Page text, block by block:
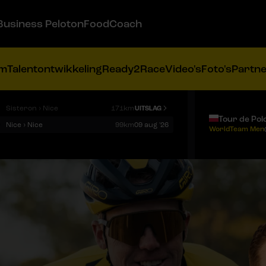
PelotonFoodCoach
TalentontwikkelingReady2RaceVideo'sFoto's
Sisteron › Nice 171kmUITSLAG
Nice › Nice 99km09 aug '26
Tour de
WorldTeam Men